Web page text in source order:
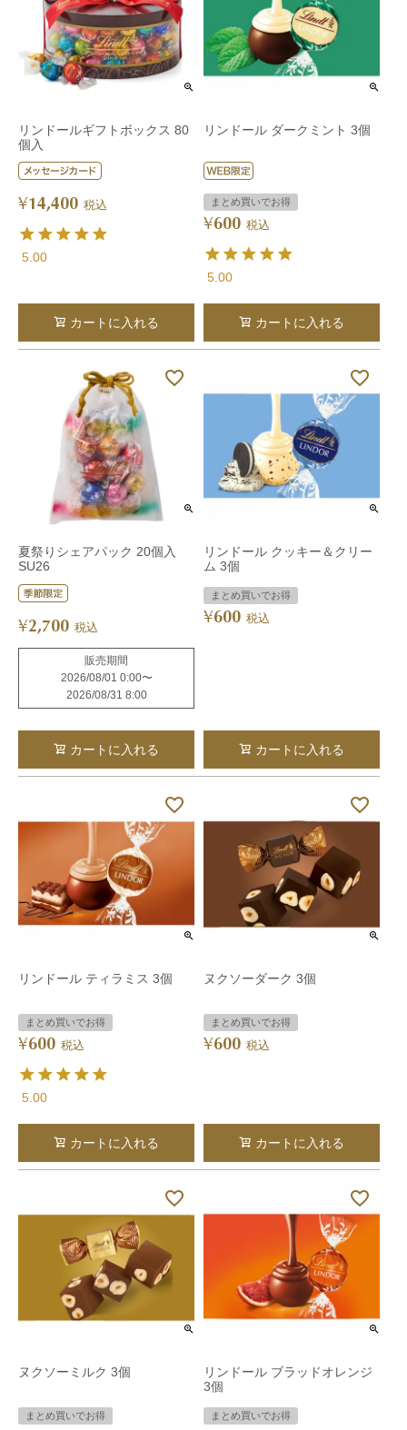
リンドールギフトボックス 80
個入
¥14,400 税込
5.00
カートに入れる
リンドール ダークミント 3個
まとめ買いでお得
¥600 税込
5.00
カートに入れる
夏祭りシェアパック 20個入
SU26
¥2,700 税込
販売期間
2026/08/01 0:00〜
2026/08/31 8:00
カートに入れる
リンドール クッキー＆クリー
ム 3個
まとめ買いでお得
¥600 税込
カートに入れる
リンドール ティラミス 3個
まとめ買いでお得
¥600 税込
5.00
カートに入れる
ヌクソーダーク 3個
まとめ買いでお得
¥600 税込
カートに入れる
ヌクソーミルク 3個
まとめ買いでお得
リンドール ブラッドオレンジ
3個
まとめ買いでお得